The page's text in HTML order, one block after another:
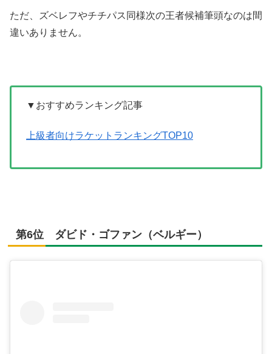
ただ、ズベレフやチチパス同様次の王者候補筆頭なのは間
違いありません。
▼おすすめランキング記事
上級者向けラケットランキングTOP10
第6位 ダビド・ゴファン（ベルギー）